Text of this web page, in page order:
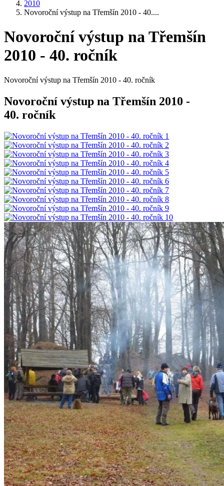
2010
Novoroční výstup na Třemšín 2010 - 40....
Novoroční výstup na Třemšín
2010 - 40. ročník
Novoroční výstup na Třemšín 2010 - 40. ročník
Novoroční výstup na Třemšín 2010 -
40. ročník